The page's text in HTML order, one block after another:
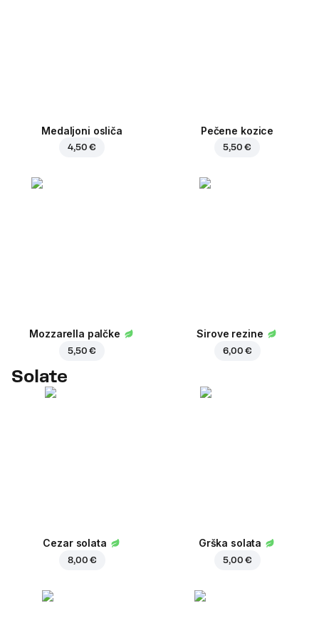
Medaljoni osliča
4,50 €
Pečene kozice
5,50 €
Mozzarella palčke
5,50 €
Sirove rezine
6,00 €
Solate
Cezar solata
8,00 €
Grška solata
5,00 €